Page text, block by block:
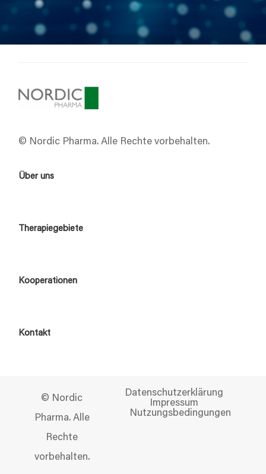
© Nordic Pharma. Alle Rechte vorbehalten.
Über uns
Therapiegebiete
Kooperationen
Kontakt
© Nordic
Pharma. Alle
Rechte
vorbehalten.
Datenschutzerklärung
Impressum
Nutzungsbedingungen